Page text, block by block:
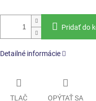
Pridať do
Detailné informácie
TLAČ OPÝTAŤ SA